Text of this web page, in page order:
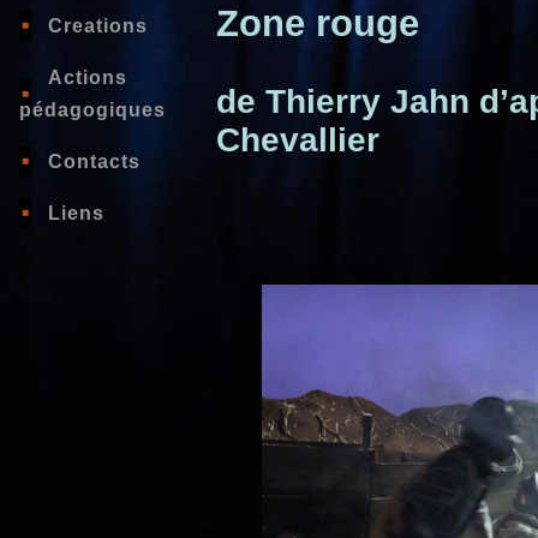
Creations
Actions
pédagogiques
Contacts
Liens
Zone rouge
de Thierry Jahn
Chevallier